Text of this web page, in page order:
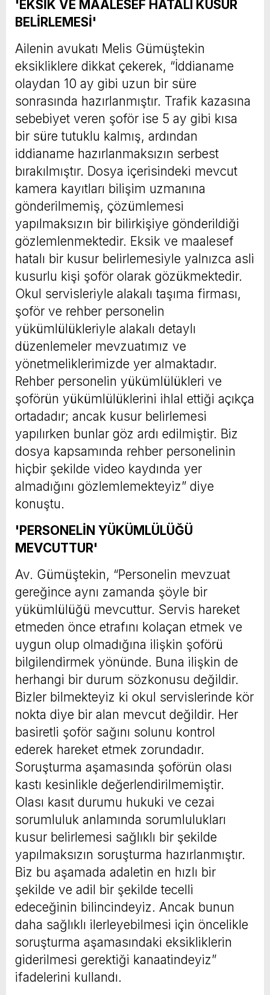
'EKSİK VE MAALESEF HATALI KUSUR
BELİRLEMESİ'
Ailenin avukatı Melis Gümüştekin
eksikliklere dikkat çekerek, “İddianame
olaydan 10 ay gibi uzun bir süre
sonrasında hazırlanmıştır. Trafik kazasına
sebebiyet veren şoför ise 5 ay gibi kısa
bir süre tutuklu kalmış, ardından
iddianame hazırlanmaksızın serbest
bırakılmıştır. Dosya içerisindeki mevcut
kamera kayıtları bilişim uzmanına
gönderilmemiş, çözümlemesi
yapılmaksızın bir bilirkişiye gönderildiği
gözlemlenmektedir. Eksik ve maalesef
hatalı bir kusur belirlemesiyle yalnızca asli
kusurlu kişi şoför olarak gözükmektedir.
Okul servisleriyle alakalı taşıma firması,
şoför ve rehber personelin
yükümlülükleriyle alakalı detaylı
düzenlemeler mevzuatımız ve
yönetmeliklerimizde yer almaktadır.
Rehber personelin yükümlülükleri ve
şoförün yükümlülüklerini ihlal ettiği açıkça
ortadadır; ancak kusur belirlemesi
yapılırken bunlar göz ardı edilmiştir. Biz
dosya kapsamında rehber personelinin
hiçbir şekilde video kaydında yer
almadığını gözlemlemekteyiz” diye
konuştu.
'PERSONELİN YÜKÜMLÜLÜĞÜ
MEVCUTTUR'
Av. Gümüştekin, “Personelin mevzuat
gereğince aynı zamanda şöyle bir
yükümlülüğü mevcuttur. Servis hareket
etmeden önce etrafını kolaçan etmek ve
uygun olup olmadığına ilişkin şoförü
bilgilendirmek yönünde. Buna ilişkin de
herhangi bir durum sözkonusu değildir.
Bizler bilmekteyiz ki okul servislerinde kör
nokta diye bir alan mevcut değildir. Her
basiretli şoför sağını solunu kontrol
ederek hareket etmek zorundadır.
Soruşturma aşamasında şoförün olası
kastı kesinlikle değerlendirilmemiştir.
Olası kasıt durumu hukuki ve cezai
sorumluluk anlamında sorumlulukları
kusur belirlemesi sağlıklı bir şekilde
yapılmaksızın soruşturma hazırlanmıştır.
Biz bu aşamada adaletin en hızlı bir
şekilde ve adil bir şekilde tecelli
edeceğinin bilincindeyiz. Ancak bunun
daha sağlıklı ilerleyebilmesi için öncelikle
soruşturma aşamasındaki eksikliklerin
giderilmesi gerektiği kanaatindeyiz”
ifadelerini kullandı.